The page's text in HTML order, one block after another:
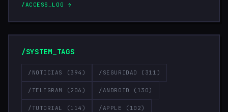
/ACCESS_LOG →
/SYSTEM_TAGS
/NOTICIAS (394) /SEGURIDAD (311)
/TELEGRAM (206) /ANDROID (130)
/TUTORIAL (114) /APPLE (102)